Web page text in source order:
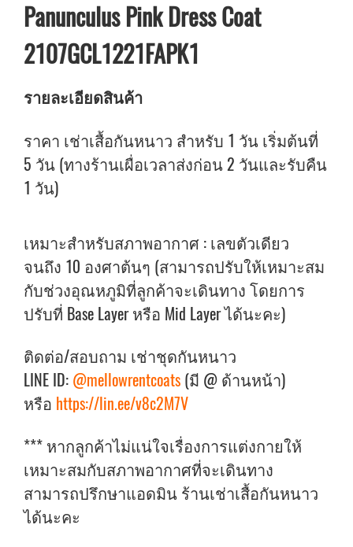
Panunculus Pink Dress Coat
2107GCL1221FAPK1
รายละเอียดสินค้า
ราคา เช่าเสื้อกันหนาว สำหรับ 1 วัน เริ่มต้นที่
5 วัน (ทางร้านเผื่อเวลาส่งก่อน 2 วันและรับคืน
1 วัน)
เหมาะสำหรับสภาพอากาศ : เลขตัวเดียว
จนถึง 10 องศาต้นๆ (สามารถปรับให้เหมาะสม
กับช่วงอุณหภูมิที่ลูกค้าจะเดินทาง โดยการ
ปรับที่ Base Layer หรือ Mid Layer ได้นะคะ)
ติดต่อ/สอบถาม เช่าชุดกันหนาว
LINE ID: @mellowrentcoats (มี @ ด้านหน้า)
หรือ https://lin.ee/v8c2M7V
*** หากลูกค้าไม่แน่ใจเรื่องการแต่งกายให้
เหมาะสมกับสภาพอากาศที่จะเดินทาง
สามารถปรึกษาแอดมิน ร้านเช่าเสื้อกันหนาว
ได้นะคะ